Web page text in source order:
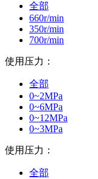
全部
660r/min
350r/min
700r/min
使用压力：
全部
0~2MPa
0~6MPa
0~12MPa
0~3MPa
使用压力：
全部